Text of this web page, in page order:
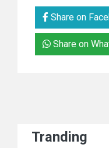
Share on
Share on
Tranding